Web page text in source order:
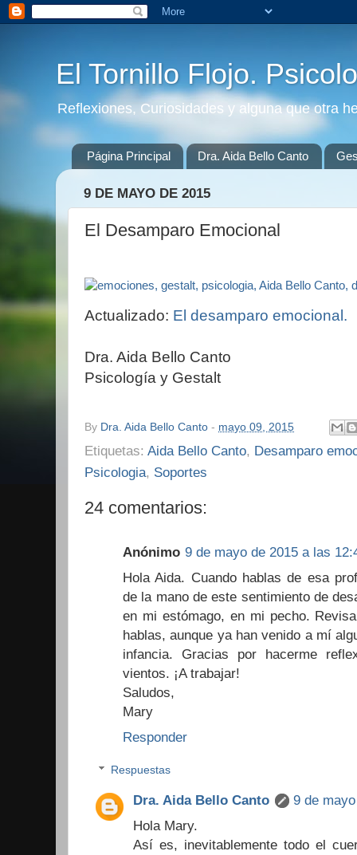
El Tornillo Flojo.
Reflexiones, Curiosidades y alguna que otra
Página Principal Dra. Aida Bello Canto
9 DE MAYO DE 2015
El Desamparo Emocional
Actualizado: El desamparo emocional.
Dra. Aida Bello Canto
Psicología y Gestalt
By Dra. Aida Bello Canto - mayo 09, 2015
Etiquetas: Aida Bello Canto, Desamparo
Psicologia, Soportes
24 comentarios:
Anónimo 9 de mayo de 2015 a las
Hola Aida. Cuando hablas de esa
de la mano de este sentimiento de
en mi estómago, en mi pecho.
hablas, aunque ya han venido a mí
infancia. Gracias por hacerme
vientos. ¡A trabajar!
Saludos,
Mary
Responder
Respuestas
Dra. Aida Bello Canto
9 de
Hola Mary.
Así es, inevitablemente todo el